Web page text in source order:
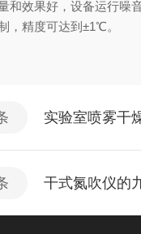
和效果好，设备运行噪音
，精度可达到±1℃。
实验室喷雾干
干式氮吹仪的